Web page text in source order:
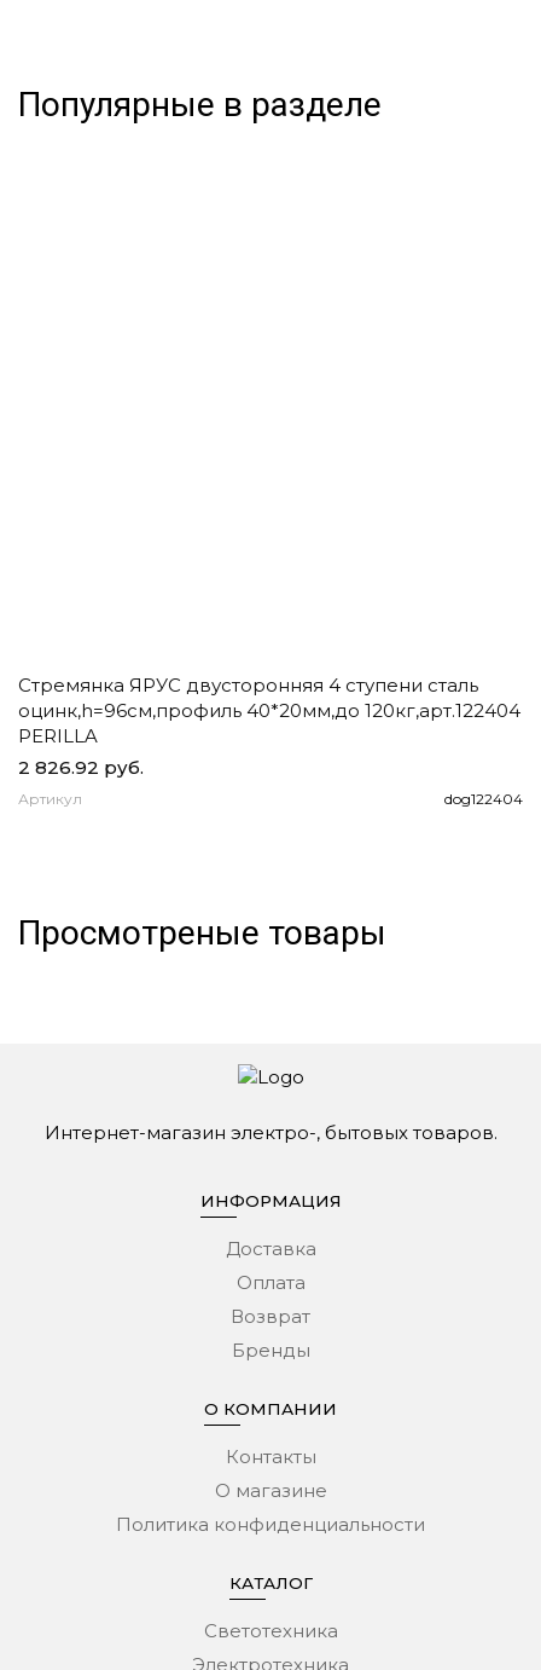
Популярные в разделе
Стремянка ЯРУС двусторонняя 4 ступени сталь
оцинк,h=96см,профиль 40*20мм,до 120кг,арт.122404
PERILLA
2 826.92 руб.
Артикул dog122404
Просмотреные товары
Интернет-магазин электро-, бытовых товаров.
ИНФОРМАЦИЯ
Доставка
Оплата
Возврат
Бренды
О КОМПАНИИ
Контакты
О магазине
Политика конфиденциальности
КАТАЛОГ
Светотехника
Электротехника